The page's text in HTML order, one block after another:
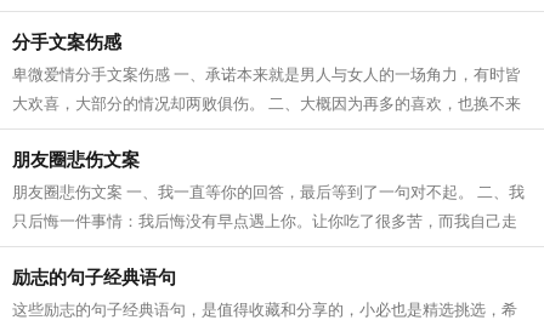
不指名道姓的骂你，你理亏你就对号...
分手文案伤感
卑微爱情分手文案伤感 一、承诺本来就是男人与女人的一场角力，有时皆
大欢喜，大部分的情况却两败俱伤。 二、大概因为再多的喜欢，也换不来
未来。分开以后，未来有一万种可能...
朋友圈悲伤文案
朋友圈悲伤文案 一、我一直等你的回答，最后等到了一句对不起。 二、我
只后悔一件事情：我后悔没有早点遇上你。让你吃了很多苦，而我自己走
了许多冤枉路。 三、你被我烙印在心...
励志的句子经典语句
这些励志的句子经典语句，是值得收藏和分享的，小必也是精选挑选，希